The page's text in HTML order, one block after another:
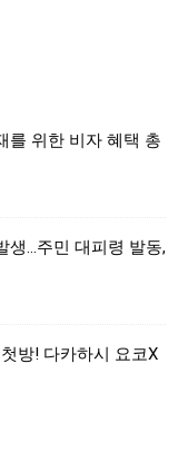
를 위한 비자 혜택 총
생…주민 대피령 발동,
방! 다카하시 요코X